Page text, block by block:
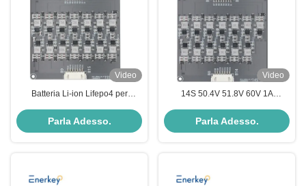
Video
Batteria Li-ion Lifepo4 per
Parla Adesso.
Video
14S 50.4V 51.8V 60V 1A
LFP Lipo Battery Balancer
Parla Adesso.